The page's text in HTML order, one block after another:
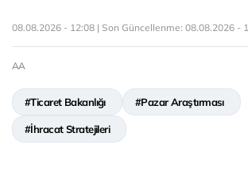
08.08.2026 - 12:08 | Son Güncellenme: 08.08.2026 -
AA
#Ticaret Bakanlığı #Pazar Araştırması
#İhracat Stratejileri